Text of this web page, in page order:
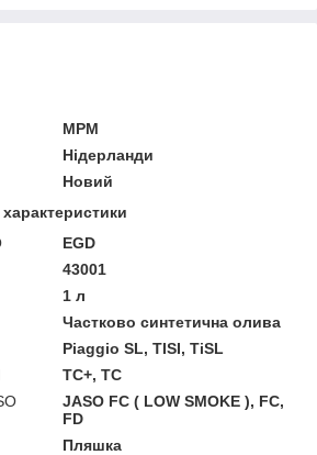
MPM
Нідерланди
Новий
EGD
43001
1 л
Частково синтетична олива
Piaggio SL, TISI, TiSL
TC+, TC
JASO FC ( LOW SMOKE ), FC,
FD
Пляшка